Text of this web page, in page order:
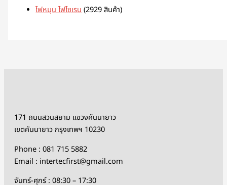
ไฟหมุน ไฟไซเรน 2929 สินค้า
171 ถนนสวนสยาม แขวงคันนายาว
เขตคันนายาว กรุงเทพฯ 10230
Phone : 081 715 5882
Email : intertecfirst@gmail.com
จันทร์-ศุกร์ : 08:30 – 17:30